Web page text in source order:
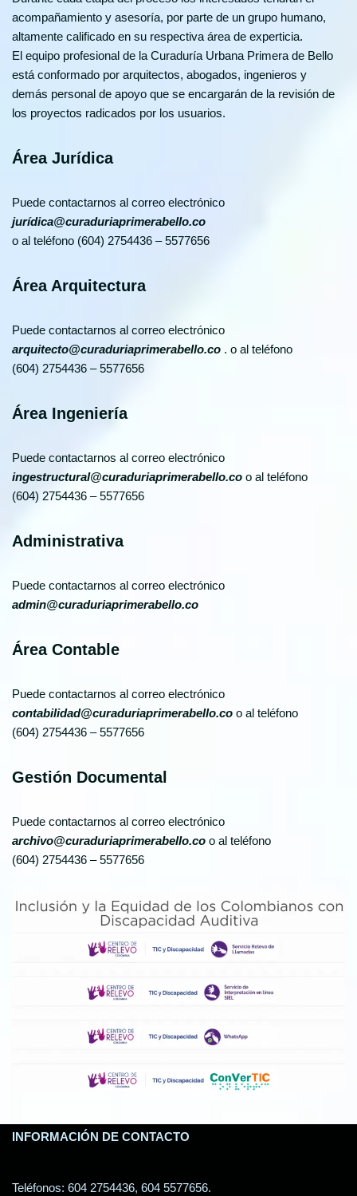
acompañamiento y asesoría, por parte de un grupo humano,
altamente calificado en su respectiva área de experticia.
El equipo profesional de la Curaduría Urbana Primera de Bello
está conformado por arquitectos, abogados, ingenieros y
demás personal de apoyo que se encargarán de la revisión de
los proyectos radicados por los usuarios.
Área Jurídica
Puede contactarnos al correo electrónico
jurídica@curaduriaprimerabello.co
o al teléfono (604) 2754436 – 5577656
Área Arquitectura
Puede contactarnos al correo electrónico
arquitecto@curaduriaprimerabello.co . o al teléfono
(604) 2754436 – 5577656
Área Ingeniería
Puede contactarnos al correo electrónico
ingestructural@curaduriaprimerabello.co o al teléfono
(604) 2754436 – 5577656
Administrativa
Puede contactarnos al correo electrónico
admin@curaduriaprimerabello.co
Área Contable
Puede contactarnos al correo electrónico
contabilidad@curaduriaprimerabello.co o al teléfono
(604) 2754436 – 5577656
Gestión Documental
Puede contactarnos al correo electrónico
archivo@curaduriaprimerabello.co o al teléfono
(604) 2754436 – 5577656
INFORMACIÓN DE CONTACTO
Teléfonos: 604 2754436, 604 5577656.